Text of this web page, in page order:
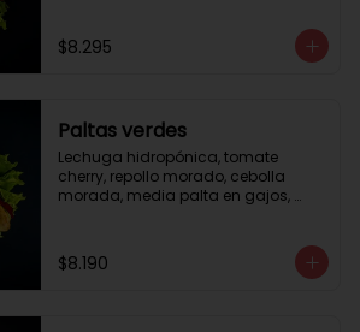
$8.295
Paltas verdes
Lechuga hidropónica, tomate
cherry, repollo morado, cebolla
morada, media palta en gajos,
$8.190